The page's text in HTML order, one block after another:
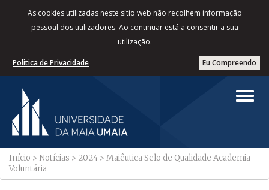
As cookies utilizadas neste sítio web não recolhem informação
pessoal dos utilizadores. Ao continuar está a consentir a sua
utilização.
Eu Compreendo
Politica de Privacidade
Início > Notícias > 2024 > Maiêutica Selo de Qualidade Academia
Voluntária